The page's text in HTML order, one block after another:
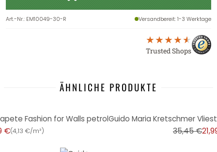
Art.-Nr.: EM10049-30-R Versandbereit: 1-3 Werktage
Trusted Shops
ÄHNLICHE PRODUKTE
Fashion for Walls petrol
€(4,13 €/m²) 35,45 €